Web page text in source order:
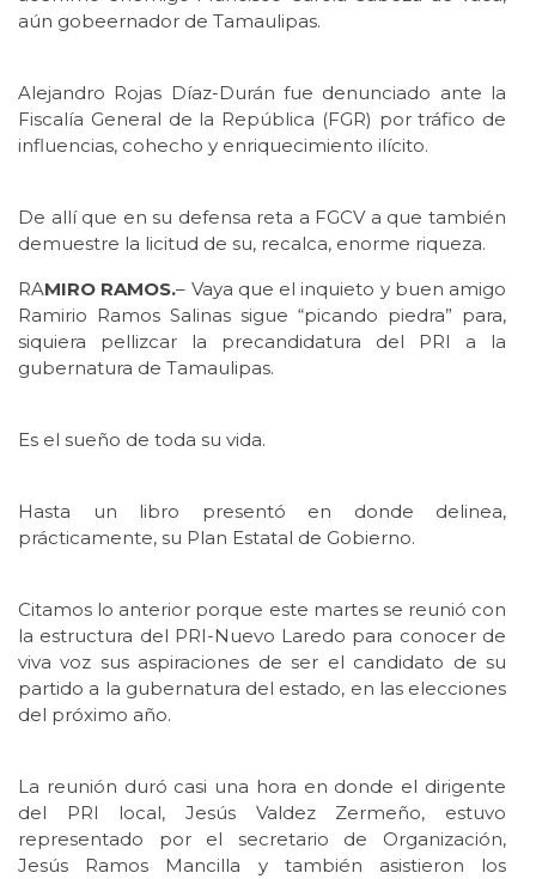
aún gobeernador de Tamaulipas.
Alejandro Rojas Díaz-Durán fue denunciado ante la
Fiscalía General de la República (FGR) por tráfico de
influencias, cohecho y enriquecimiento ilícito.
De allí que en su defensa reta a FGCV a que también
demuestre la licitud de su, recalca, enorme riqueza.
RAMIRO RAMOS.– Vaya que el inquieto y buen amigo
Ramirio Ramos Salinas sigue “picando piedra” para,
siquiera pellizcar la precandidatura del PRI a la
gubernatura de Tamaulipas.
Es el sueño de toda su vida.
Hasta un libro presentó en donde delinea,
prácticamente, su Plan Estatal de Gobierno.
Citamos lo anterior porque este martes se reunió con
la estructura del PRI-Nuevo Laredo para conocer de
viva voz sus aspiraciones de ser el candidato de su
partido a la gubernatura del estado, en las elecciones
del próximo año.
La reunión duró casi una hora en donde el dirigente
del PRI local, Jesús Valdez Zermeño, estuvo
representado por el secretario de Organización,
Jesús Ramos Mancilla y también asistieron los